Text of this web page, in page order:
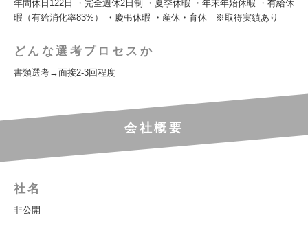
年間休日122日 ・完全週休2日制 ・夏季休暇 ・年末年始休暇 ・有給休
暇（有給消化率83%） ・慶弔休暇 ・産休・育休 ※取得実績あり
どんな選考プロセスか
書類選考→面接2-3回程度
会社概要
社名
非公開